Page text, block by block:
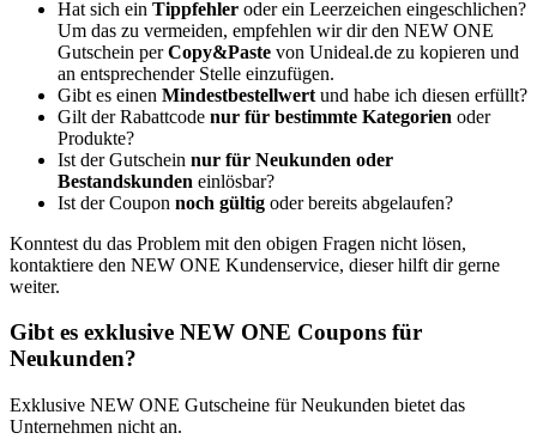
Hat sich ein Tippfehler oder ein Leerzeichen eingeschlichen?
Um das zu vermeiden, empfehlen wir dir den NEW ONE
Gutschein perCopy&Paste von Unideal.de zu kopieren und
an entsprechender Stelle einzufügen.
Gibt es einen Mindestbestellwert und habe ich diesen erfüllt?
Gilt der Rabattcode nur für bestimmte Kategorien oder
Produkte?
Ist der Gutschein nur für Neukunden oder
Bestandskunden einlösbar?
Ist der Coupon noch gültig oder bereits abgelaufen?
Konntest du das Problem mit den obigen Fragen nicht lösen,
kontaktiere den NEW ONE Kundenservice, dieser hilft dir gerne
weiter.
Gibt es exklusive NEW ONE Coupons für
Neukunden?
Exklusive NEW ONE Gutscheine für Neukunden bietet das
Unternehmen nicht an.